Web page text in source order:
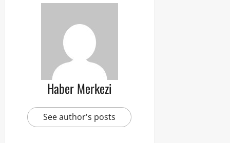
Haber Merkezi
See author's posts